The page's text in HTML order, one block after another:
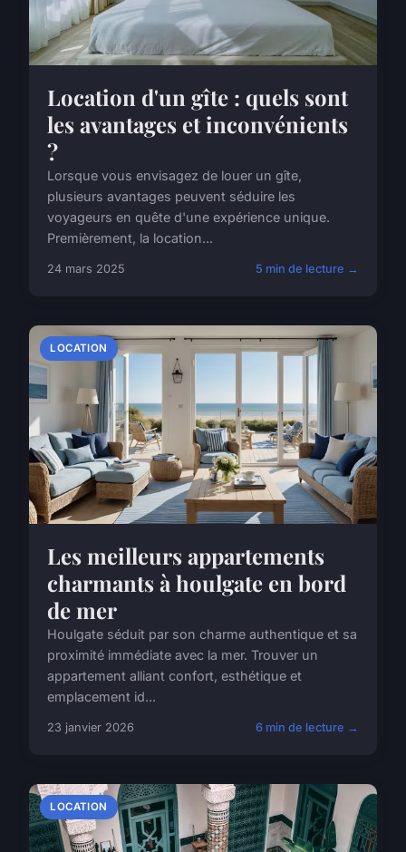
Location d'un gîte : quels sont
les avantages et inconvénients
?
Lorsque vous envisagez de louer un gîte,
plusieurs avantages peuvent séduire les
voyageurs en quête d'une expérience unique.
Premièrement, la location...
24 mars 2025 5 min de lecture →
LOCATION
Les meilleurs appartements
charmants à houlgate en bord
de mer
Houlgate séduit par son charme authentique et sa
proximité immédiate avec la mer. Trouver un
appartement alliant confort, esthétique et
emplacement id...
23 janvier 2026 6 min de lecture →
LOCATION